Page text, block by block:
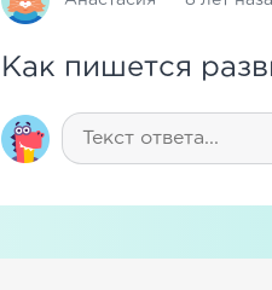
Как пишется